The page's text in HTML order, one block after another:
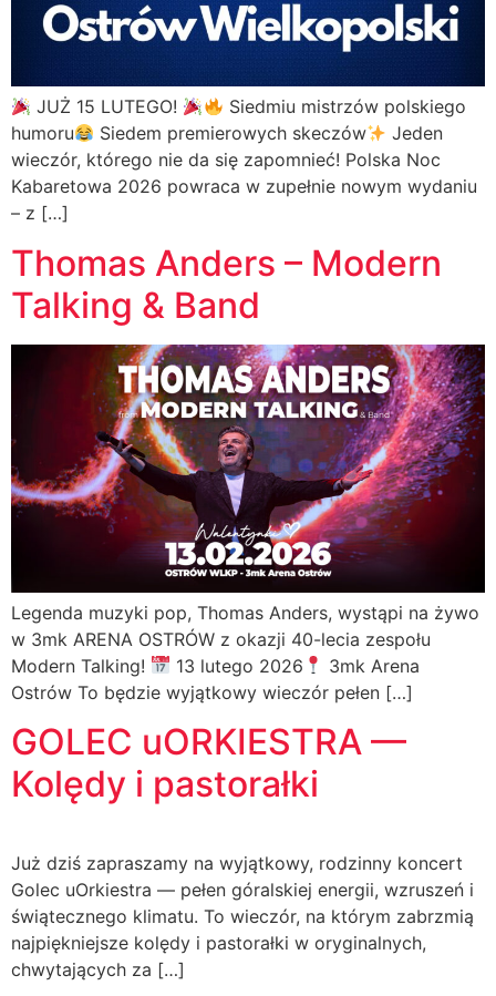
JUŻ 15 LUTEGO!
Siedmiu mistrzów polskiego
humoru
Siedem premierowych skeczów
Jeden
wieczór, którego nie da się zapomnieć! Polska Noc
Kabaretowa 2026 powraca w zupełnie nowym wydaniu
– z […]
Thomas Anders – Modern
Talking & Band
Legenda muzyki pop, Thomas Anders, wystąpi na żywo
w 3mk ARENA OSTRÓW z okazji 40-lecia zespołu
Modern Talking!
13 lutego 2026
3mk Arena
Ostrów To będzie wyjątkowy wieczór pełen […]
GOLEC uORKIESTRA —
Kolędy i pastorałki
Już dziś zapraszamy na wyjątkowy, rodzinny koncert
Golec uOrkiestra — pełen góralskiej energii, wzruszeń i
świątecznego klimatu. To wieczór, na którym zabrzmią
najpiękniejsze kolędy i pastorałki w oryginalnych,
chwytających za […]